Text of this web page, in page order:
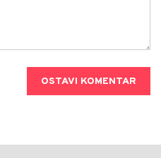
OSTAVI KOMENTAR